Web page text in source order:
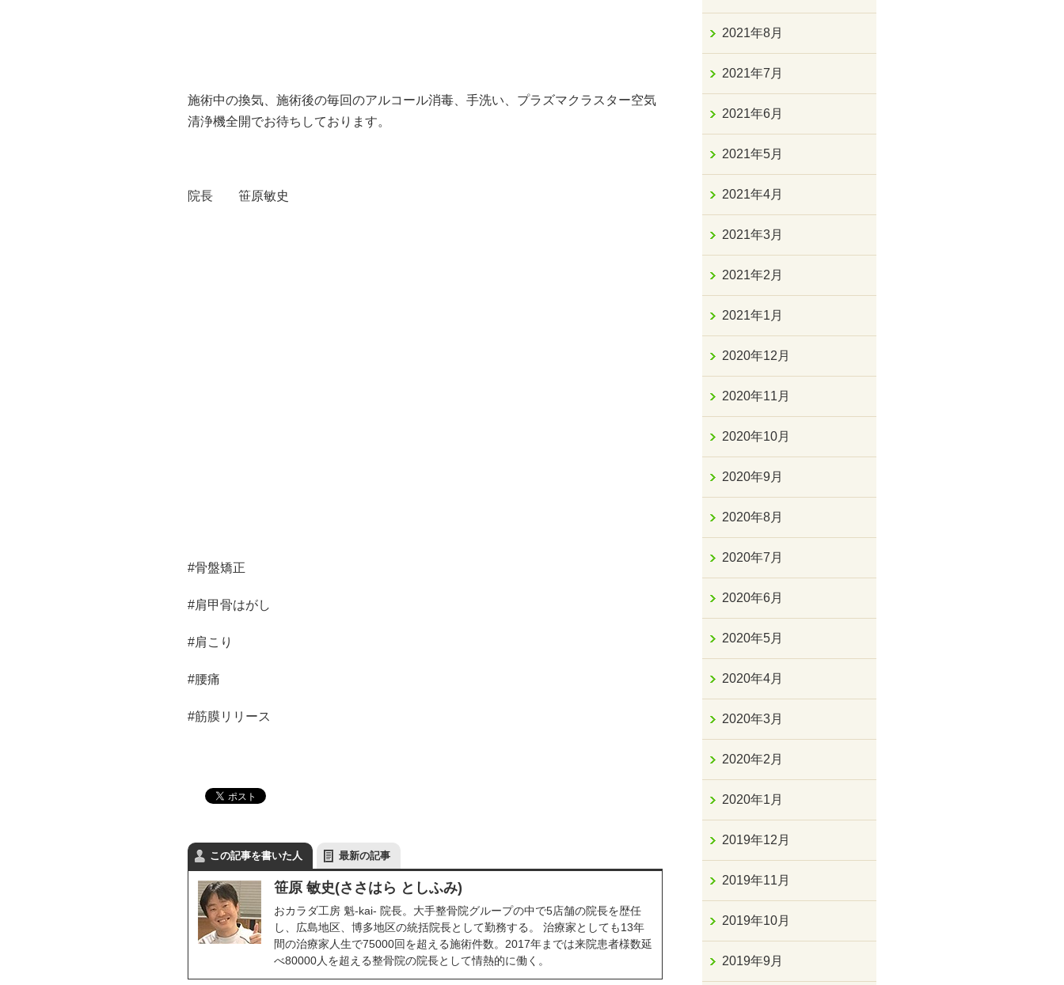
施術中の換気、施術後の毎回のアルコール消毒、手洗い、プラズマクラスター空気
清浄機全開でお待ちしております。
院長 笹原敏史
#骨盤矯正
#肩甲骨はがし
#肩こり
#腰痛
#筋膜リリース
この記事を書いた人 最新の記事
笹原 敏史(ささはら としふみ)
おカラダ工房 魁-kai- 院長。大手整骨院グループの中で5店舗の院長を歴任
し、広島地区、博多地区の統括院長として勤務する。 治療家としても13年
間の治療家人生で75000回を超える施術件数。2017年までは来院患者様数延
べ80000人を超える整骨院の院長として情熱的に働く。
2021年8月
2021年7月
2021年6月
2021年5月
2021年4月
2021年3月
2021年2月
2021年1月
2020年12月
2020年11月
2020年10月
2020年9月
2020年8月
2020年7月
2020年6月
2020年5月
2020年4月
2020年3月
2020年2月
2020年1月
2019年12月
2019年11月
2019年10月
2019年9月